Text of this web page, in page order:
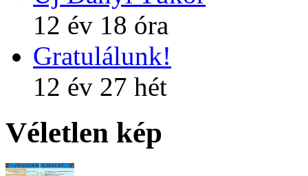
12 év 18 óra
Gratulálunk!
12 év 27 hét
Véletlen kép